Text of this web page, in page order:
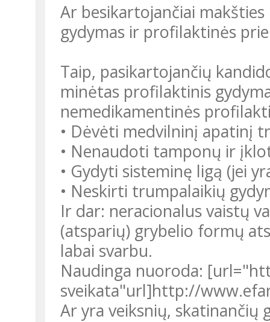
Ar besikartojančiai
gydymas ir profilaktinės
Taip, pasikartojančių
minėtas profilaktinis
nemedikamentinės
• Dėvėti medvilninį apatinį
• Nenaudoti tamponų ir
• Gydyti sisteminę ligą (jei
• Neskirti trumpalaikių
Ir dar: neracionalus vaistų
(atsparių) grybelio formų
labai svarbu.
Naudinga nuoroda:
sveikata"url]http://
Ar yra veiksnių, skatinančių